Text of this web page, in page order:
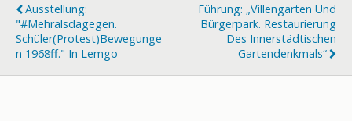
Ausstellung:
"#mehralsdagegen.
Schüler(protest)bewegunge
N 1968ff." In Lemgo
Führung: „Villengarten Und
Bürgerpark. Restaurierung
Des Innerstädtischen
Gartendenkmals“